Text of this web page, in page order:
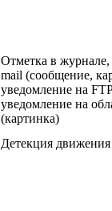
Отметка в
mail (сообщение,
уведомление на
уведомление на
(картинка)
Детекция движения